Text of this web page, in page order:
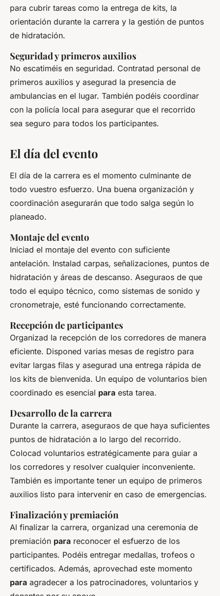
para cubrir tareas como la entrega de kits, la
orientación durante la carrera y la gestión de puntos
de hidratación.
Seguridad y primeros auxilios
No escatiméis en seguridad. Contratad personal de
primeros auxilios y asegurad la presencia de
ambulancias en el lugar. También podéis coordinar
con la policía local para asegurar que el recorrido
sea seguro para todos los participantes.
El día del evento
El día de la carrera es el momento culminante de
todo vuestro esfuerzo. Una buena organización y
coordinación asegurarán que todo salga según lo
planeado.
Montaje del evento
Iniciad el montaje del evento con suficiente
antelación. Instalad carpas, señalizaciones, puntos de
hidratación y áreas de descanso. Aseguraos de que
todo el equipo técnico, como sistemas de sonido y
cronometraje, esté funcionando correctamente.
Recepción de participantes
Organizad la recepción de los corredores de manera
eficiente. Disponed varias mesas de registro para
evitar largas filas y asegurad una entrega rápida de
los kits de bienvenida. Un equipo de voluntarios bien
coordinado es esencial para esta tarea.
Desarrollo de la carrera
Durante la carrera, aseguraos de que haya suficientes
puntos de hidratación a lo largo del recorrido.
Colocad voluntarios estratégicamente para guiar a
los corredores y resolver cualquier inconveniente.
También es importante tener un equipo de primeros
auxilios listo para intervenir en caso de emergencias.
Finalización y premiación
Al finalizar la carrera, organizad una ceremonia de
premiación para reconocer el esfuerzo de los
participantes. Podéis entregar medallas, trofeos o
certificados. Además, aprovechad este momento
para agradecer a los patrocinadores, voluntarios y